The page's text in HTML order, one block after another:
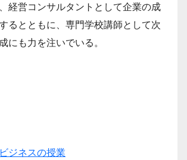
経営コンサルタントとして企業の成
るとともに、専門学校講師として次
にも力を注いでいる。
ジネスの授業